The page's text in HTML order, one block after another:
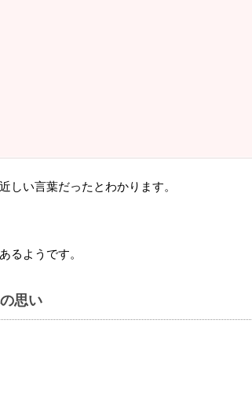
しい言葉だったとわかります。
るようです。
思い